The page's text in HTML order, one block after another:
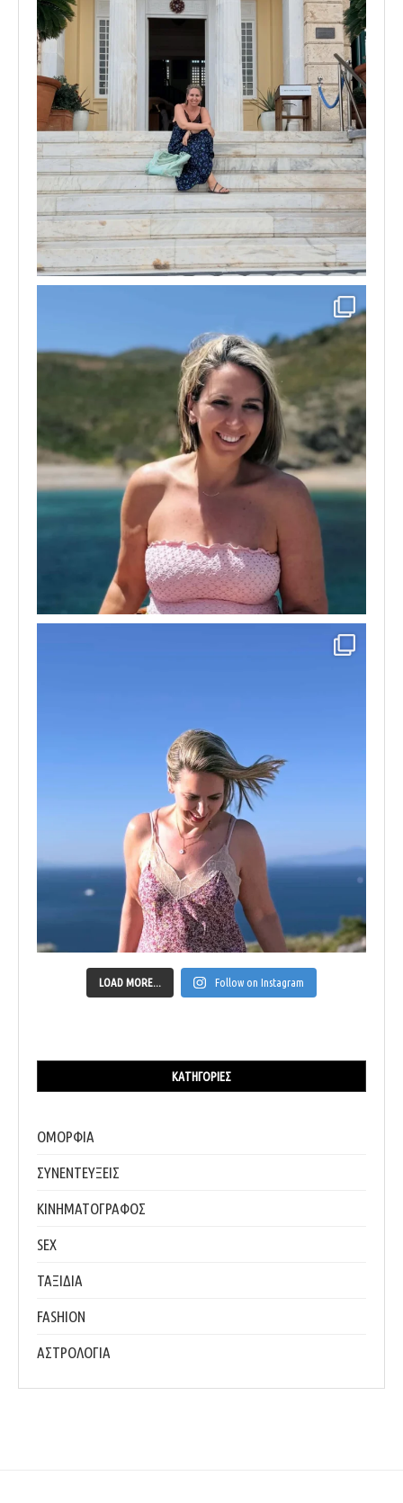
LOAD MORE... Follow on Instagram
ΚΑΤΗΓΟΡΊΕΣ
ΟΜΟΡΦΙΑ
ΣΥΝΕΝΤΕΥΞΕΙΣ
ΚΙΝΗΜΑΤΟΓΡΑΦΟΣ
SEX
ΤΑΞΙΔΙΑ
FASHION
ΑΣΤΡΟΛΟΓΙΑ